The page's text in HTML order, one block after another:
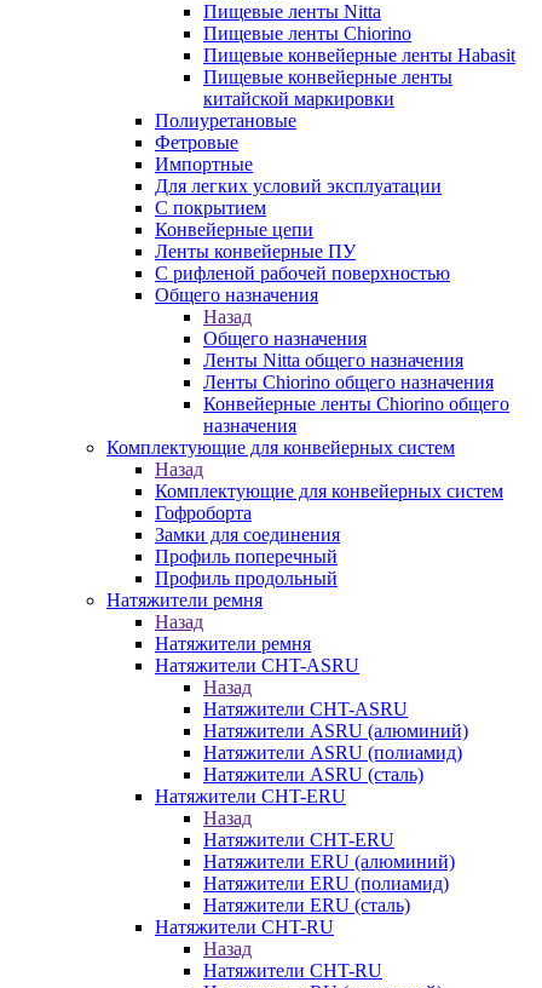
Пищевые ленты Nitta
Пищевые ленты Chiorino
Пищевые конвейерные ленты Habasit
Пищевые конвейерные ленты
китайской маркировки
Полиуретановые
Фетровые
Импортные
Для легких условий эксплуатации
С покрытием
Конвейерные цепи
Ленты конвейерные ПУ
С рифленой рабочей поверхностью
Общего назначения
Назад
Общего назначения
Ленты Nitta общего назначения
Ленты Chiorino общего назначения
Конвейерные ленты Chiorino общего
назначения
Комплектующие для конвейерных систем
Назад
Комплектующие для конвейерных систем
Гофроборта
Замки для соединения
Профиль поперечный
Профиль продольный
Натяжители ремня
Назад
Натяжители ремня
Натяжители CHT-ASRU
Назад
Натяжители CHT-ASRU
Натяжители ASRU (алюминий)
Натяжители ASRU (полиамид)
Натяжители ASRU (сталь)
Натяжители CHT-ERU
Назад
Натяжители CHT-ERU
Натяжители ERU (алюминий)
Натяжители ERU (полиамид)
Натяжители ERU (сталь)
Натяжители CHT-RU
Назад
Натяжители CHT-RU